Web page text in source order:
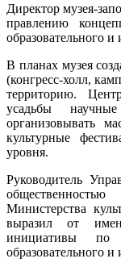
Директор музея-
правлению
образовательного и
В планах музея
(конгресс-холл,
территорию.
усадьбы
организовывать
культурные
уровня.
Руководитель
Министерства
выразил от
инициативы по
образовательного и